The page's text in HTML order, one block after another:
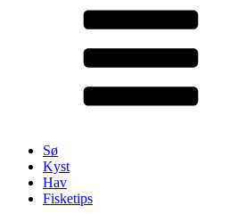
Sø
Kyst
Hav
Fisketips